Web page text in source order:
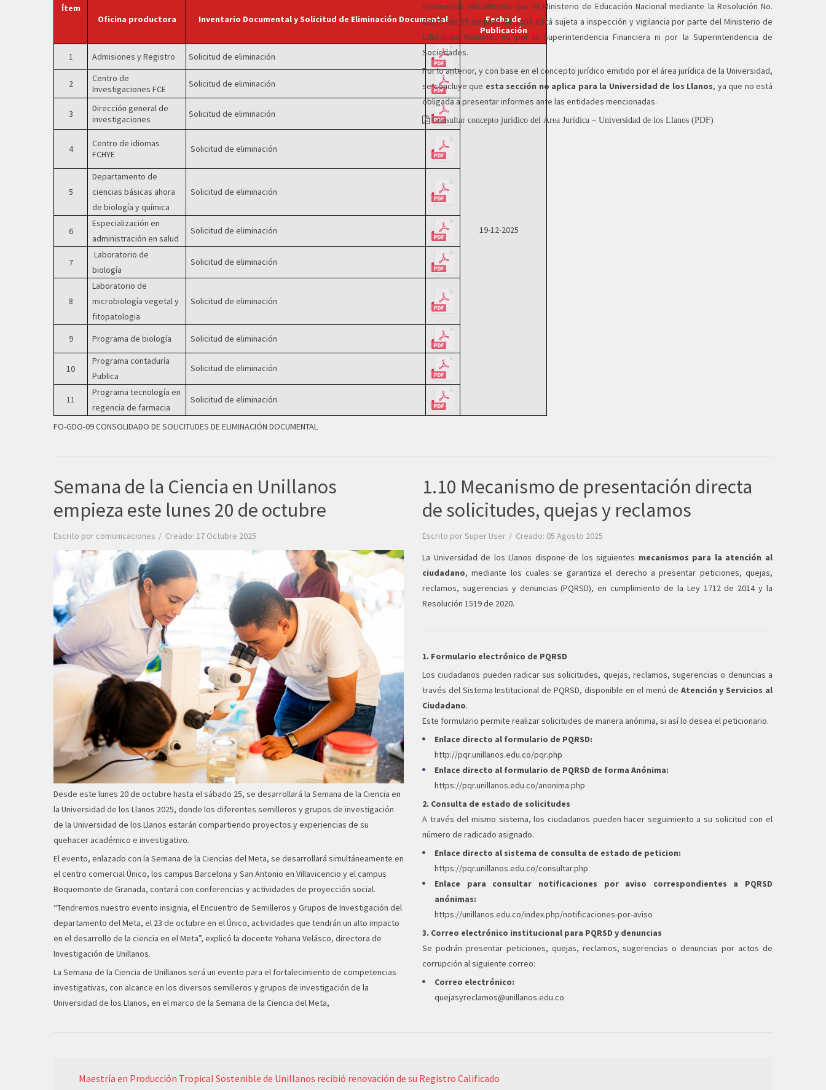
Ítem
Oficina productora
Inventario Documental y Solicitud de Eliminación Documental
Fecha de
Publicación
1 Admisiones y Registro Solicitud de eliminación
19-12-2025
2
Centro de
Investigaciones FCE
Solicitud de eliminación
3
Dirección general de
investigaciones
Solicitud de eliminación
4
Centro de idiomas
FCHYE
Solicitud de eliminación
5
Departamento de
ciencias básicas ahora
de biología y química
Solicitud de eliminación
6
Especialización en
administración en salud
Solicitud de eliminación
7
Laboratorio de
biología
Solicitud de eliminación
8
Laboratorio de
microbiología vegetal y
fitopatologia
Solicitud de eliminación
9 Programa de biología Solicitud de eliminación
10
Programa contaduría
Publica
Solicitud de eliminación
11
Programa tecnología en
regencia de farmacia
Solicitud de eliminación
FO-GDO-09 CONSOLIDADO DE SOLICITUDES DE ELIMINACIÓN DOCUMENTAL
reconocida oficialmente por el Ministerio de Educación Nacional mediante la Resolución No.
03273 del 25 de junio de 1993. Está sujeta a inspección y vigilancia por parte del Ministerio de
Educación Nacional, no por la Superintendencia Financiera ni por la Superintendencia de
Sociedades.
Por lo anterior, y con base en el concepto jurídico emitido por el área jurídica de la Universidad,
se concluye que esta sección no aplica para la Universidad de los Llanos, ya que no está
obligada a presentar informes ante las entidades mencionadas.
Consultar concepto jurídico del Área Jurídica – Universidad de los Llanos (PDF)
Semana de la Ciencia en Unillanos
empieza este lunes 20 de octubre
Escrito por comunicaciones Creado: 17 Octubre 2025
Desde este lunes 20 de octubre hasta el sábado 25, se desarrollará la Semana de la Ciencia en
la Universidad de los Llanos 2025, donde los diferentes semilleros y grupos de investigación
de la Universidad de los Llanos estarán compartiendo proyectos y experiencias de su
quehacer académico e investigativo.
El evento, enlazado con la Semana de la Ciencias del Meta, se desarrollará simultáneamente en
el centro comercial Único, los campus Barcelona y San Antonio en Villavicencio y el campus
Boquemonte de Granada, contará con conferencias y actividades de proyección social.
“Tendremos nuestro evento insignia, el Encuentro de Semilleros y Grupos de Investigación del
departamento del Meta, el 23 de octubre en el Único, actividades que tendrán un alto impacto
en el desarrollo de la ciencia en el Meta”, explicó la docente Yohana Velásco, directora de
Investigación de Unillanos.
La Semana de la Ciencia de Unillanos será un evento para el fortalecimiento de competencias
investigativas, con alcance en los diversos semilleros y grupos de investigación de la
Universidad de los Llanos, en el marco de la Semana de la Ciencia del Meta,
1.10 Mecanismo de presentación directa
de solicitudes, quejas y reclamos
Escrito porSuper User
Creado: 05 Agosto 2025
La Universidad de los Llanos dispone de los siguientes mecanismos para la atención al
ciudadano, mediante los cuales se garantiza el derecho a presentar peticiones, quejas,
reclamos, sugerencias y denuncias (PQRSD), en cumplimiento de la Ley 1712 de 2014 y la
Resolución 1519 de 2020.
1. Formulario electrónico de PQRSD
Los ciudadanos pueden radicar sus solicitudes, quejas, reclamos, sugerencias o denuncias a
través del Sistema Institucional de PQRSD, disponible en el menú de Atención y Servicios al
Ciudadano.
Este formulario permite realizar solicitudes de manera anónima, si así lo desea el peticionario.
Enlace directo al formulario de PQRSD:
http://pqr.unillanos.edu.co/pqr.php
Enlace directo al formulario de PQRSD de forma Anónima:
https://pqr.unillanos.edu.co/anonima.php
2. Consulta de estado de solicitudes
A través del mismo sistema, los ciudadanos pueden hacer seguimiento a su solicitud con el
número de radicado asignado.
Enlace directo al sistema de consulta de estado de peticion:
https://pqr.unillanos.edu.co/consultar.php
Enlace para consultar notificaciones por aviso correspondientes a PQRSD
anónimas:
https://unillanos.edu.co/index.php/notificaciones-por-aviso
3. Correo electrónico institucional para PQRSD y denuncias
Se podrán presentar peticiones, quejas, reclamos, sugerencias o denuncias por actos de
corrupción al siguiente correo:
Correo electrónico:
quejasyreclamos@unillanos.edu.co
Maestría en Producción Tropical Sostenible de Unillanos recibió renovación de su Registro Calificado